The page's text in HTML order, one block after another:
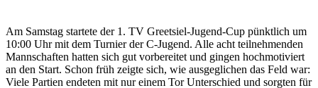
Am Samstag startete der 1. TV Greetsiel‑Jugend‑Cup pünktlich um
10:00 Uhr mit dem Turnier der C‑Jugend. Alle acht teilnehmenden
Mannschaften hatten sich gut vorbereitet und gingen hochmotiviert
an den Start. Schon früh zeigte sich, wie ausgeglichen das Feld war:
Viele Partien endeten mit nur einem Tor Unterschied und sorgten für